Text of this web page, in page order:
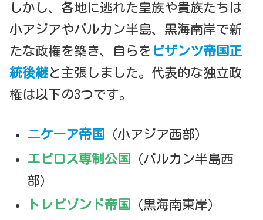
しかし、各地に逃れた皇族や貴族たちは
小アジアやバルカン半島、黒海南岸で新
たな政権を築き、自らを ビザンツ帝国正
統後継と主張しました。代表的な独立政
権は以下の3つです。
ニケーア帝国
（小アジア西部）
エピロス専制公国
（バルカン半島西
部）
トレビゾンド帝国
（黒海南東岸）